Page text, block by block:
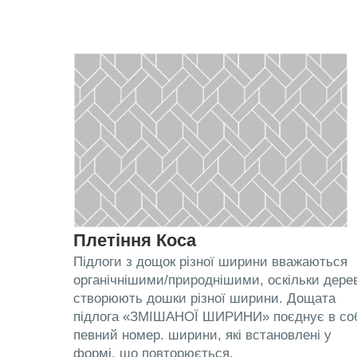
Плетіння Коса
Підлоги з дощок різної ширини вважаються
органічнішими/природнішими, оскільки
створюють дошки різної ширини. Дощата
підлога «ЗМІШАНОЇ ШИРИНИ» поєднує в
певний номер. ширини, які встановлені у
формі, що повторюється.